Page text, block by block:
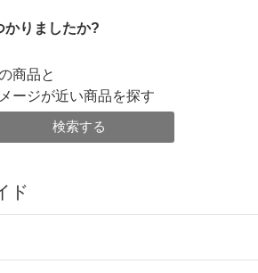
かりましたか?
商品と
ージが近い商品を探す
検索する
ド